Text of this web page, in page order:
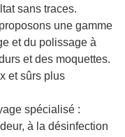
sans traces.
une gamme
et du polissage à
et des moquettes.
et sûrs plus
spécialisé :
à la désinfection